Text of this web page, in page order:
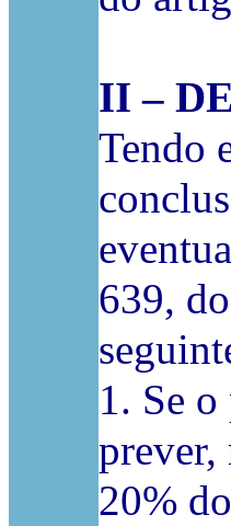
II –
Tendo
639,
1. Se
prever,
20%